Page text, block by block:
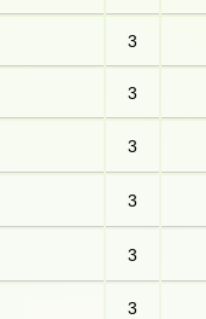
3
3
3
3
3
3